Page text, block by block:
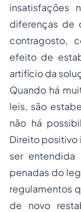
insatisfações
diferenças de
contragosto,
efeito de
artifício da
Quando há
leis, são
não há
Direito positivo
ser
penadas do
regulamentos
de novo